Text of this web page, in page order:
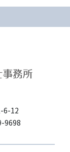
6-12
9698